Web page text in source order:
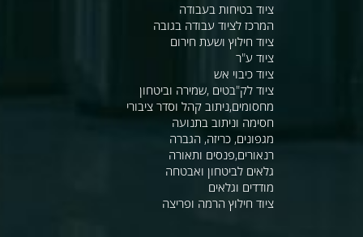
ציוד בטיחות בעבודה
המרכז לציוד עבודה בגובה
ציוד חילוץ ושעת חירום
ציוד ע"ר
ציוד כיבוי אש
ציוד לק"בטים ,שמירה וביטחון
מחסומים,ניתוב קהל וסדר ציבורי
חסימה וניתוב בתנועה
מגפונים, כריזה, הגברה
רנאורים,פנסים ותאורה
גלאים לביטחון ואבטחה
מודדים וגלאים
ציוד חילוץ הרמה ופריצה